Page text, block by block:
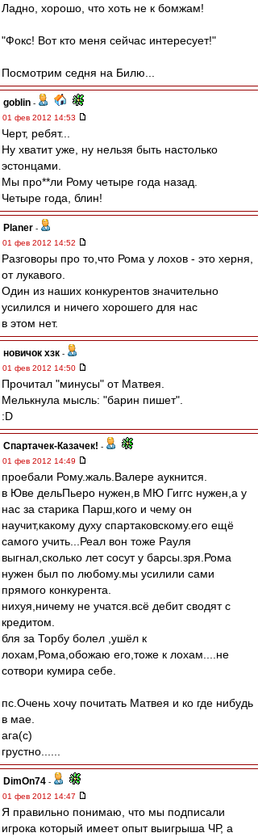
Ладно, хорошо, что хоть не к бомжам!
"Фокс! Вот кто меня сейчас интересует!"
Посмотрим седня на Билю...
goblin -
01 фев 2012 14:53
Черт, ребят...
Ну хватит уже, ну нельзя быть настолько
эстонцами.
Мы про**ли Рому четыре года назад.
Четыре года, блин!
Planer -
01 фев 2012 14:52
Разговоры про то,что Рома у лохов - это херня,
от лукавого.
Один из наших конкурентов значительно
усилился и ничего хорошего для нас
в этом нет.
новичок хзк -
01 фев 2012 14:50
Прочитал "минусы" от Матвея.
Мелькнула мысль: "барин пишет".
:D
Спартачек-Казачек! -
01 фев 2012 14:49
проебали Рому.жаль.Валере аукнится.
в Юве дельПьеро нужен,в МЮ Гиггс нужен,а у
нас за старика Парш,кого и чему он
научит,какому духу спартаковскому.его ещё
самого учить...Реал вон тоже Рауля
выгнал,сколько лет сосут у барсы.зря.Рома
нужен был по любому.мы усилили сами
прямого конкурента.
нихуя,ничему не учатся.всё дебит сводят с
кредитом.
бля за Торбу болел ,ушёл к
лохам,Рома,обожаю его,тоже к лохам....не
сотвори кумира себе.
пс.Очень хочу почитать Матвея и ко где нибудь
в мае.
ага(с)
грустно......
DimOn74 -
01 фев 2012 14:47
Я правильно понимаю, что мы подписали
игрока который имеет опыт выигрыша ЧР, а